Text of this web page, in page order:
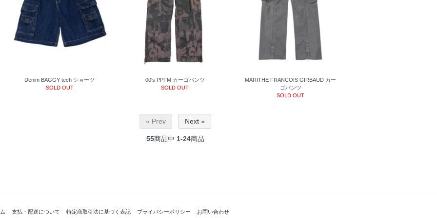
Denim BAGGY tech ショーツ
SOLD OUT
00's PPFM カーゴパンツ
SOLD OUT
MARITHE FRANCOIS GIRBAUD カー
ゴパンツ
SOLD OUT
« Prev Next »
55商品中 1-24商品
支払・配送について 特定商取引法に基づく表記 プライバシーポリシー お問い合わせ